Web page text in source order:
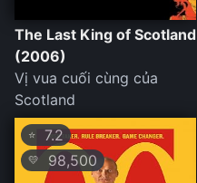
The Last King of Scotland
(2006)
Vị vua cuối cùng của
Scotland
⭐ 7.2
💛 98,500